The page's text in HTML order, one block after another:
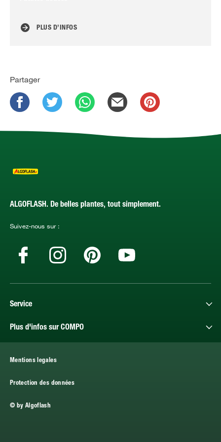
PLUS D’INFOS
Partager
ALGOFLASH. De belles plantes, tout simplement.
Suivez-nous sur :
Service
Plus d'infos sur COMPO
Mentions legales
Protection des données
© by Algoflash